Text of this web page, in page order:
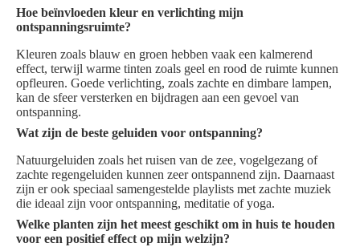
Hoe beïnvloeden kleur en verlichting mijn
ontspanningsruimte?
Kleuren zoals blauw en groen hebben vaak een kalmerend
effect, terwijl warme tinten zoals geel en rood de ruimte kunnen
opfleuren. Goede verlichting, zoals zachte en dimbare lampen,
kan de sfeer versterken en bijdragen aan een gevoel van
ontspanning.
Wat zijn de beste geluiden voor ontspanning?
Natuurgeluiden zoals het ruisen van de zee, vogelgezang of
zachte regengeluiden kunnen zeer ontspannend zijn. Daarnaast
zijn er ook speciaal samengestelde playlists met zachte muziek
die ideaal zijn voor ontspanning, meditatie of yoga.
Welke planten zijn het meest geschikt om in huis te houden
voor een positief effect op mijn welzijn?